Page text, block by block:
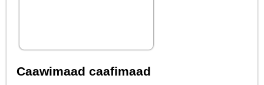
Caawimaad caafimaad